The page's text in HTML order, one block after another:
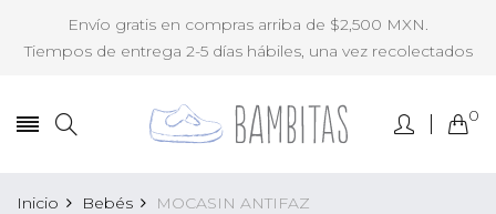
Envío gratis en compras arriba de $2,500 MXN.
Tiempos de entrega 2-5 días hábiles, una vez recolectados
0
Inicio Bebés MOCASIN ANTIFAZ